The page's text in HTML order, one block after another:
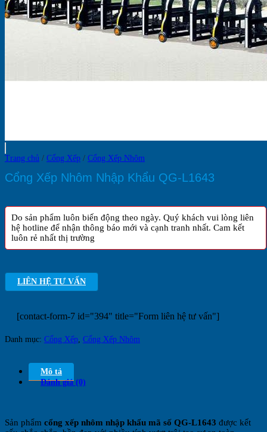
Trang chủ / Cổng Xếp / Cổng Xếp Nhôm
Cổng Xếp Nhôm Nhập Khẩu QG-L1643
Do sản phẩm luôn biến động theo ngày. Quý khách vui lòng liên
hệ hotline để nhận thông báo mới và cạnh tranh nhất. Cam kết
luôn rẻ nhất thị trường
LIÊN HỆ TƯ VẤN
[contact-form-7 id="394" title="Form liên hệ tư vấn"]
Danh mục: Cổng Xếp, Cổng Xếp Nhôm
Mô tả
Đánh giá (0)
Sản phẩm cổng xếp nhôm nhập khẩu mã số QG-L1643 được kết